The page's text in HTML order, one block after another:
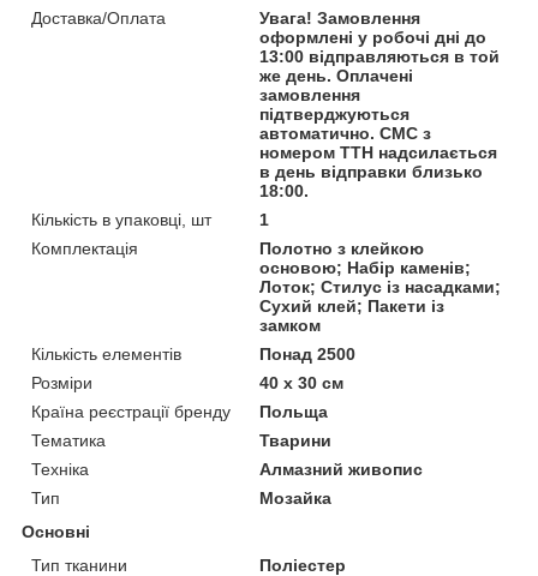
Доставка/Оплата
Увага! Замовлення
оформлені у робочі дні до
13:00 відправляються в той
же день. Оплачені
замовлення
підтверджуються
автоматично. СМС з
номером ТТН надсилається
в день відправки близько
18:00.
Кількість в упаковці, шт
1
Комплектація
Полотно з клейкою
основою; Набір каменів;
Лоток; Стилус із насадками;
Сухий клей; Пакети із
замком
Кількість елементів
Понад 2500
Розміри
40 x 30 см
Країна реєстрації бренду
Польща
Тематика
Тварини
Техніка
Алмазний живопис
Тип
Мозайка
Основні
Тип тканини
Поліестер